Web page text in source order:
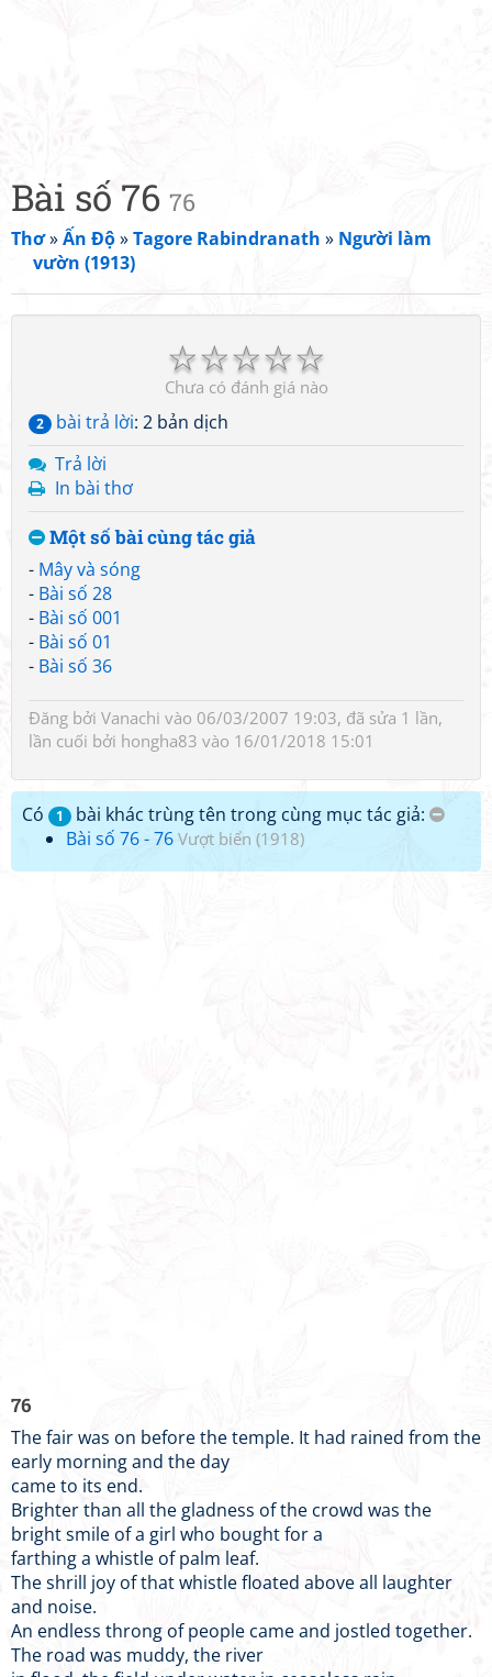
Bài số 76 76
Thơ»Ấn Độ»Tagore Rabindranath » Người làm
vườn (1913)
☆
☆
☆
☆
☆
Chưa có đánh giá nào
2 bài trả lời: 2 bản dịch
Trả lời
In bài thơ
Một số bài cùng tác giả
- Mây và sóng
- Bài số 28
- Bài số 001
- Bài số 01
- Bài số 36
Đăng bởi Vanachi vào 06/03/2007 19:03, đã sửa 1 lần,
lần cuối bởi hongha83 vào 16/01/2018 15:01
Có 1
bài khác trùng tên trong cùng mục tác giả:
Bài số 76 - 76 Vượt biển (1918)
76
The fair was on before the temple. It had rained from the
early morning and the day
came to its end.
Brighter than all the gladness of the crowd was the
bright smile of a girl who bought for a
farthing a whistle of palm leaf.
The shrill joy of that whistle floated above all laughter
and noise.
An endless throng of people came and jostled together.
The road was muddy, the river